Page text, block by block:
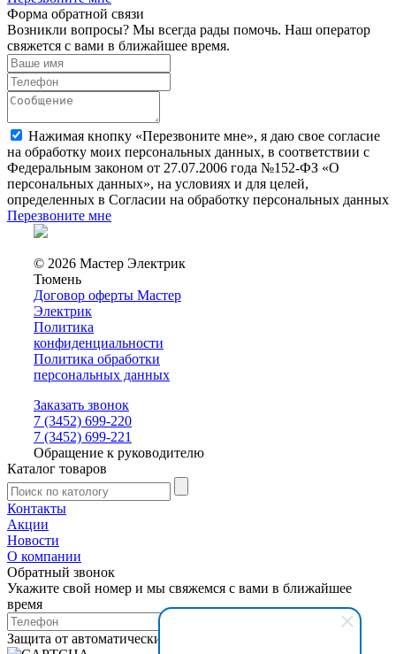
Форма обратной связи
Возникли вопросы? Мы всегда рады помочь. Наш оператор
свяжется с вами в ближайшее время.
Нажимая кнопку «Перезвоните мне», я даю свое согласие
на обработку моих персональных данных, в соответствии с
Федеральным законом от 27.07.2006 года №152-ФЗ «О
персональных данных», на условиях и для целей,
определенных в Согласии на обработку персональных данных
Перезвоните мне
© 2026 Мастер Электрик
Тюмень
Договор оферты Мастер
Электрик
Политика
конфиденциальности
Политика обработки
персональных данных
Заказать звонок
7 (3452) 699-220
7 (3452) 699-221
Обращение к руководителю
Каталог товаров
Контакты
Акции
Новости
О компании
Обратный звонок
Укажите свой номер и мы свяжемся с вами в ближайшее
время
Защита от автоматических сообщений